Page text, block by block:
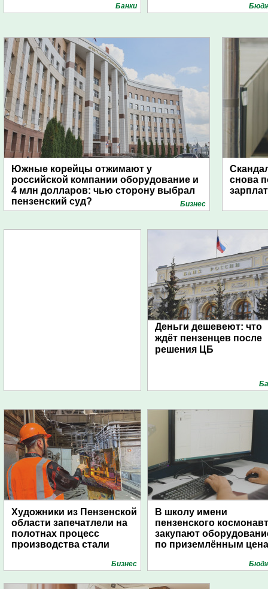
Банки
Южные корейцы отжимают у
российской компании оборудование и
4 млн долларов: чью сторону выбрал
пензенский суд?
Бизнес
снова
Деньги дешевеют: что
ждёт пензенцев после
решения ЦБ
Художники из Пензенской
области запечатлели на
полотнах процесс
производства стали
Бизнес
В школу имени
пензенского
закупают
по приземлённым